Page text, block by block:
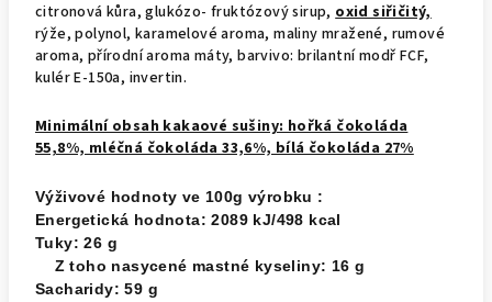
citronová kůra, glukózo- fruktózový sirup,oxid siřičitý,
rýže, polynol, karamelové aroma, maliny mražené, rumové
aroma, přírodní aroma máty, barvivo: brilantní modř FCF,
kulér E-150a, invertin.
Minimální obsah kakaové sušiny: hořká čokoláda
55,8%, mléčná čokoláda 33,6%, bílá čokoláda 27%
Výživové hodnoty ve 100g výrobku :
Energetická hodnota: 2089 kJ/498 kcal
Tuky: 26 g
Z toho nasycené mastné kyseliny: 16 g
Sacharidy: 59 g